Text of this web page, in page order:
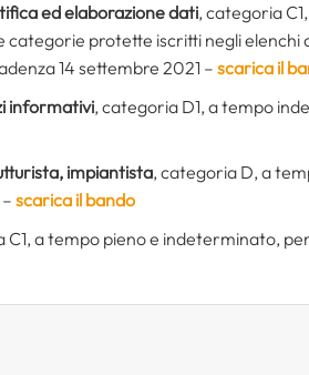
ed elaborazione dati, categoria
protette iscritti negli elenchi
14 settembre 2021 – scarica il
informativi, categoria D1, a tempo
impiantista, categoria D, a
scarica il bando
C1, a tempo pieno e indeterminato,